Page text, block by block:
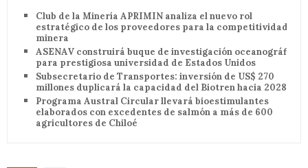
Club de la Minería APRIMIN analiza el nuevo rol
estratégico de los proveedores para la competitividad
minera
ASENAV construirá buque de investigación oceanográfica
para prestigiosa universidad de Estados Unidos
Subsecretario de Transportes: inversión de US$ 270
millones duplicará la capacidad del Biotren hacia 2028
Programa Austral Circular llevará bioestimulantes
elaborados con excedentes de salmón a más de 600
agricultores de Chiloé